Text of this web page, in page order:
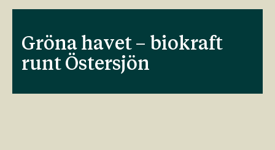
Gröna havet – biokraft
runt Östersjön